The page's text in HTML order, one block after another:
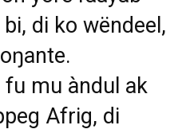
di ko wëndeel,
fu mu àndul ak
Afrig, di